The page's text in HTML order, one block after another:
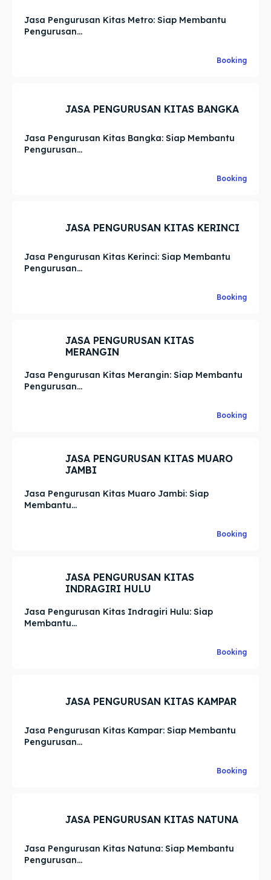
Jasa Pengurusan Kitas Metro: Siap Membantu
Pengurusan...
Booking
JASA PENGURUSAN KITAS BANGKA
Jasa Pengurusan Kitas Bangka: Siap Membantu
Pengurusan...
Booking
JASA PENGURUSAN KITAS KERINCI
Jasa Pengurusan Kitas Kerinci: Siap Membantu
Pengurusan...
Booking
JASA PENGURUSAN KITAS
MERANGIN
Jasa Pengurusan Kitas Merangin: Siap Membantu
Pengurusan...
Booking
JASA PENGURUSAN KITAS MUARO
JAMBI
Jasa Pengurusan Kitas Muaro Jambi: Siap
Membantu...
Booking
JASA PENGURUSAN KITAS
INDRAGIRI HULU
Jasa Pengurusan Kitas Indragiri Hulu: Siap
Membantu...
Booking
JASA PENGURUSAN KITAS KAMPAR
Jasa Pengurusan Kitas Kampar: Siap Membantu
Pengurusan...
Booking
JASA PENGURUSAN KITAS NATUNA
Jasa Pengurusan Kitas Natuna: Siap Membantu
Pengurusan...